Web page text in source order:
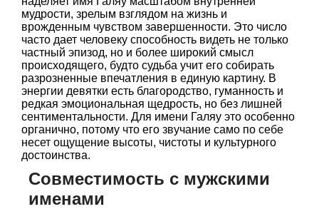
мудрости, зрелым взглядом на жизнь и
врожденным чувством завершенности. Это число
часто дает человеку способность видеть не только
частный эпизод, но и более широкий смысл
происходящего, будто судьба учит его собирать
разрозненные впечатления в единую картину. В
энергии девятки есть благородство, гуманность и
редкая эмоциональная щедрость, но без лишней
сентиментальности. Для имени Галяу это особенно
органично, потому что его звучание само по себе
несет ощущение высоты, чистоты и культурного
достоинства.
Совместимость с мужскими
именами